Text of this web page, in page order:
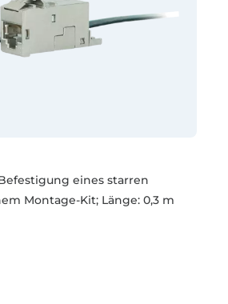
eines starren
Montage-Kit; Länge: 0,3 m